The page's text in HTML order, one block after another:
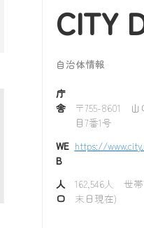
CITY
自治体情報
庁
舎
〒755-8601 山
目7番1号
WE
B
https://
人
口
162,546人 世帯
末日現在)